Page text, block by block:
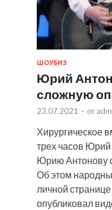
ШОУБИЗ
Юрий
сложную
23.07.2021 - от
Хирургическое
трех часов
Юрию Антонову
Об этом
личной
опубликовал